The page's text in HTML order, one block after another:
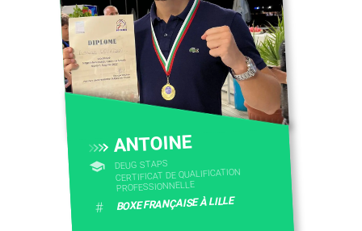
CONTACTEZ-NOUS
ANTOINE
DEUG STAPS
CERTIFICAT DE QUALIFICATION
PROFESSIONNELLE
# BOXE FRANÇAISE À LILLE